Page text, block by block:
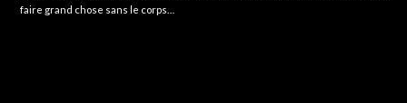
faire grand chose sans le corps…